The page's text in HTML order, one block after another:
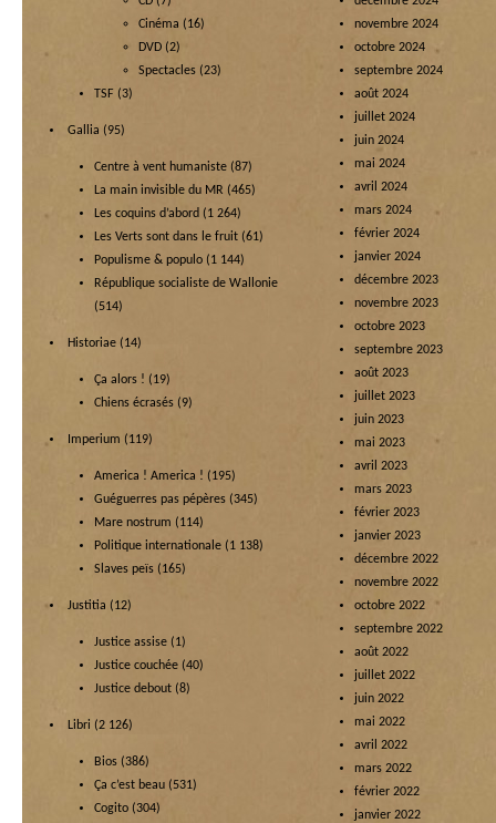
Cinéma (16)
DVD (2)
Spectacles (23)
TSF (3)
Gallia (95)
Centre à vent humaniste (87)
La main invisible du MR (465)
Les coquins d’abord (1 264)
Les Verts sont dans le fruit (61)
Populisme & populo (1 144)
République socialiste de Wallonie
(514)
Historiae (14)
Ça alors ! (19)
Chiens écrasés (9)
Imperium (119)
America ! America ! (195)
Guéguerres pas pépères (345)
Mare nostrum (114)
Politique internationale (1 138)
Slaves peïs (165)
Justitia (12)
Justice assise (1)
Justice couchée (40)
Justice debout (8)
Libri (2 126)
Bios (386)
Ça c’est beau (531)
Cogito (304)
novembre 2024
octobre 2024
septembre 2024
août 2024
juillet 2024
juin 2024
mai 2024
avril 2024
mars 2024
février 2024
janvier 2024
décembre 2023
novembre 2023
octobre 2023
septembre 2023
août 2023
juillet 2023
juin 2023
mai 2023
avril 2023
mars 2023
février 2023
janvier 2023
décembre 2022
novembre 2022
octobre 2022
septembre 2022
août 2022
juillet 2022
juin 2022
mai 2022
avril 2022
mars 2022
février 2022
janvier 2022